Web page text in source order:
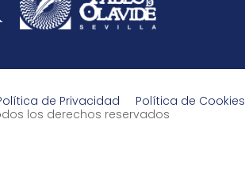
de Privacidad Política de Cookies
los derechos reservados